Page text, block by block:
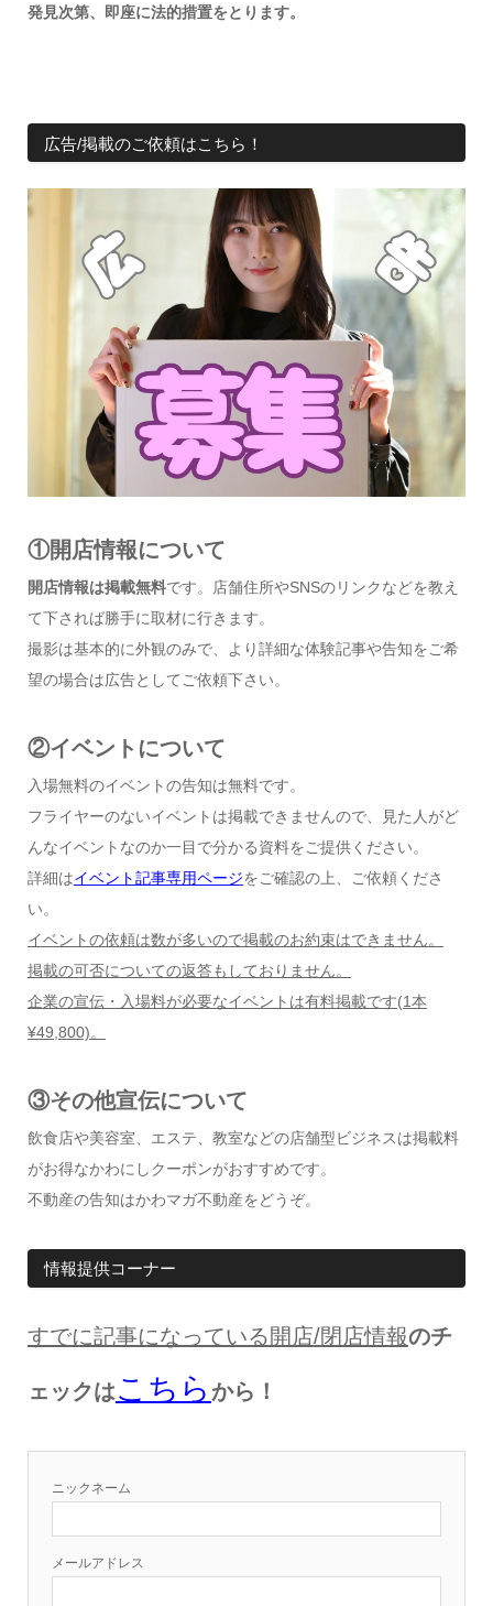
発見次第、即座に法的措置をとります。
広告/掲載のご依頼はこちら！
①開店情報について
開店情報は掲載無料です。店舗住所やSNSのリンクなどを教え
て下されば勝手に取材に行きます。
撮影は基本的に外観のみで、より詳細な体験記事や告知をご希
望の場合は広告としてご依頼下さい。
②イベントについて
入場無料のイベントの告知は無料です。
フライヤーのないイベントは掲載できませんので、見た人がど
んなイベントなのか一目で分かる資料をご提供ください。
詳細はイベント記事専用ページをご確認の上、ご依頼くださ
い。
イベントの依頼は数が多いので掲載のお約束はできません。
掲載の可否についての返答もしておりません。
企業の宣伝・入場料が必要なイベントは有料掲載です(1本
¥49,800)。
③その他宣伝について
飲食店や美容室、エステ、教室などの店舗型ビジネスは掲載料
がお得なかわにしクーポンがおすすめです。
不動産の告知はかわマガ不動産をどうぞ。
情報提供コーナー
すでに記事になっている開店/閉店情報のチ
ェックはこちら から！
ニックネーム
メールアドレス